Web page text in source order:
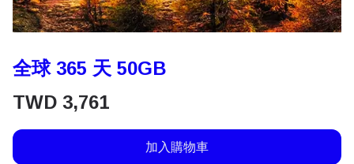
全球 365 天 50GB
TWD 3,761
加入購物車